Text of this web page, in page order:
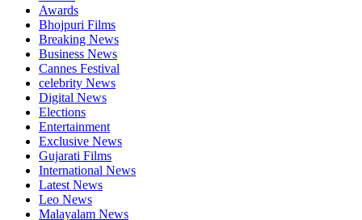
Awards
Bhojpuri Films
Breaking News
Business News
Cannes Festival
celebrity News
Digital News
Elections
Entertainment
Exclusive News
Gujarati Films
International News
Latest News
Leo News
Malayalam News